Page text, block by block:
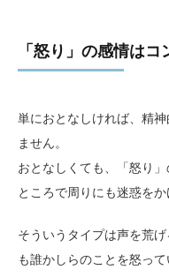
「怒り」の感情はコ
単におとなしければ、精
ません。
おとなしくても、「怒り
ところで周りにも迷惑をか
そういうタイプは声を荒
も誰かしらのことを怒っ